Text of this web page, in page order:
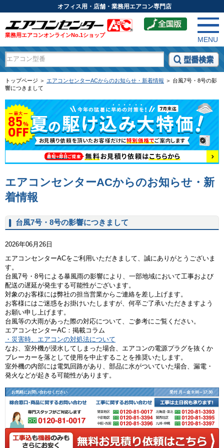
オフィス用・店舗・業務用エアコン専門店
業務用エアコンオンラインNo.1ショップ
MENU
トップページ ＞ エアコンセンターACからのお知らせ・新着情報 ＞ 台風7号・8号の影
響につきまして
エアコンセンターACからのお知らせ・新
着情報
台風7号・8号の影響につきまして
2026年06月26日
エアコンセンターACをご利用いただきまして、誠にありがとうございま
す。
台風7号・8号による暴風雨の影響により、一部地域において工事および
配送の遅延が発生する可能性がございます。
対象のお客様には弊社の担当営業からご連絡を差し上げます。
お客様にはご迷惑をお掛けいたしますが、何卒ご了承いただきますよう
お願い申し上げます。
台風等の大雨があった際の対応について、ご参考にご覧ください。
エアコンセンターAC：掲載コラム
・災害時、エアコンの対処法について
なお、室外機が浸水してしまった場合、エアコンの電源プラグを抜くか
ブレーカーを落として使用を中止することを推奨いたします。
室外機の内部には電気回路があり、部品に水がついていた場合、漏電・
発火などが起きる可能性があります。
お気軽にお問い合わせください 受付 月～金 9:00～17:30